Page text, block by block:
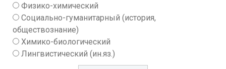
Физико-химический
Социально-гуманитарный (история,
обществознание)
Химико-биологический
Лингвистический (ин.яз.)